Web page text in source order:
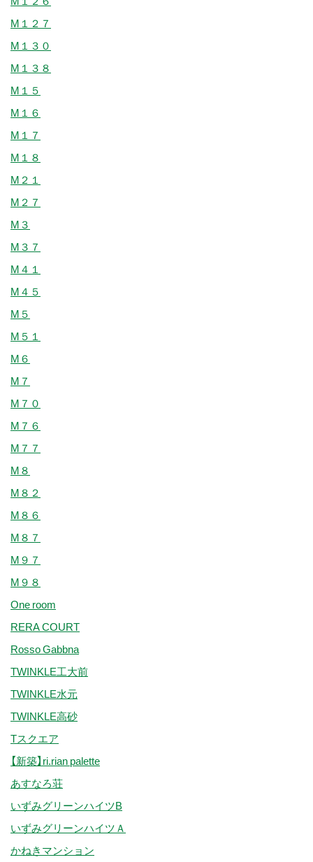
M１２７
M１３０
M１３８
M１５
M１６
M１７
M１８
M２１
M２７
M３
M３７
M４１
M４５
M５
M５１
M６
M７
M７０
M７６
M７７
M８
M８２
M８６
M８７
M９７
M９８
One room
RERA COURT
Rosso Gabbna
TWINKLE工大前
TWINKLE水元
TWINKLE高砂
Tスクエア
【新築】ri.rian palette
あすなろ荘
いずみグリーンハイツB
いずみグリーンハイツＡ
かねきマンション